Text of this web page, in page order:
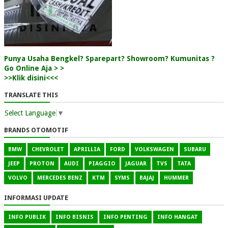
Punya Usaha Bengkel? Sparepart? Showroom? Kumunitas ?
Go Online Aja > >
>>Klik disini<<<
TRANSLATE THIS
Select Language ▼
BRANDS OTOMOTIF
BMW CHEVROLET APRILLIA FORD VOLKSWAGEN SUBARU
JEEP PROTON AUDI PIAGGIO JAGUAR TVS TATA
VOLVO MERCEDES BENZ KTM SYMS BAJAJ HUMMER
INFORMASI UPDATE
INFO PUBLIK INFO BISNIS INFO PENTING INFO HANGAT